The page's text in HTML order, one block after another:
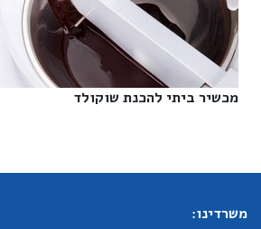
מכשיר ביתי להכנת שוקולד‎
משרדינו: